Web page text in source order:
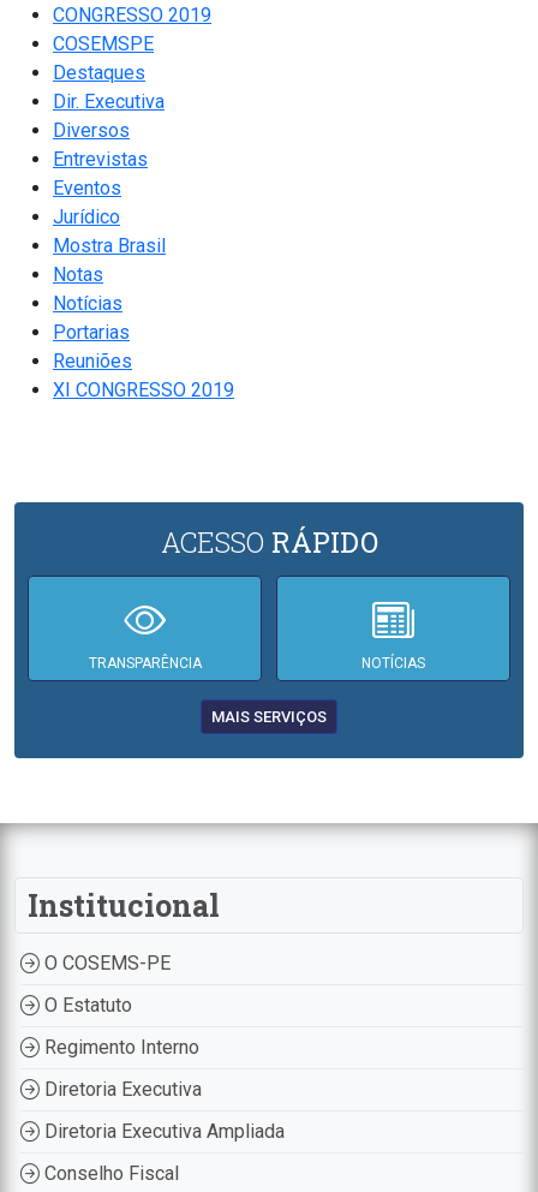
CONGRESSO 2019
COSEMSPE
Destaques
Dir. Executiva
Diversos
Entrevistas
Eventos
Jurídico
Mostra Brasil
Notas
Notícias
Portarias
Reuniões
XI CONGRESSO 2019
ACESSO RÁPIDO
TRANSPARÊNCIA NOTÍCIAS
MAIS SERVIÇOS
Institucional
O COSEMS-PE
O Estatuto
Regimento Interno
Diretoria Executiva
Diretoria Executiva Ampliada
Conselho Fiscal